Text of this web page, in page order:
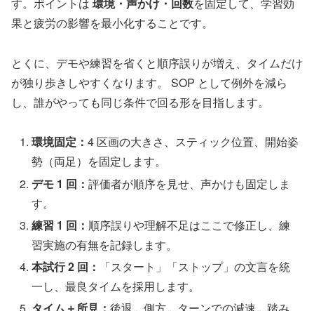
果と疲労の影響を最小化することです。
とくに、デモや練習を省くと順序誤りが増え、タイムだけ
が独り歩きしやすくなります。 SOP として例外を減ら
し、誰がやっても同じ条件で回る形を目指します。
環境固定：4 区画の大きさ、スティック位置、開始姿
勢（両足）を固定します。
デモ 1 回：評価者が順序を見せ、声かけも固定しま
す。
練習 1 回： 順序誤りや理解不足はここで修正し、練
習実施の有無を記録します。
本試行 2 回：
「スタート」「ストップ」の文言を統
一し、最良タイムを採用します。